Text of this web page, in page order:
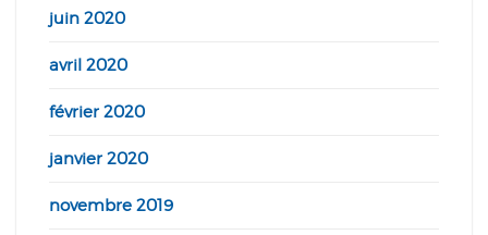
juin 2020
avril 2020
février 2020
janvier 2020
novembre 2019